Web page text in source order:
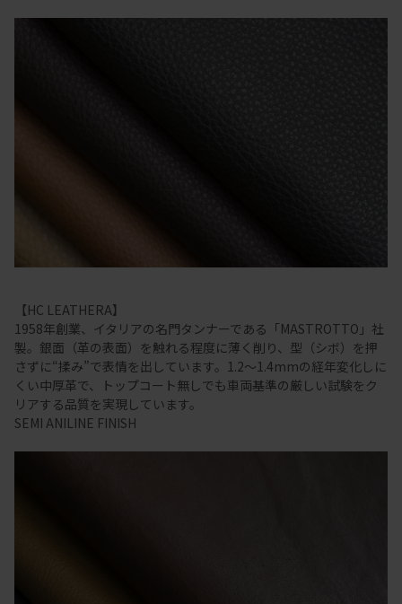
【HC LEATHERA】
1958年創業、イタリアの名門タンナーである「MASTROTTO」社
製。銀面（革の表面）を触れる程度に薄く削り、型（シボ）を押
さずに“揉み”で表情を出しています。1.2～1.4mmの経年変化しに
くい中厚革で、トップコート無しでも車両基準の厳しい試験をク
リアする品質を実現しています。
SEMI ANILINE FINISH